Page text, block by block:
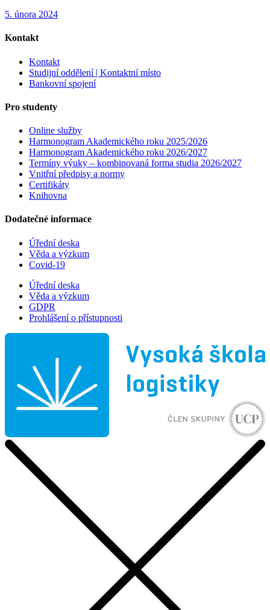
5. února 2024
Kontakt
Kontakt
Studijní oddělení | Kontaktní místo
Bankovní spojení
Pro studenty
Online služby
Harmonogram Akademického roku 2025/2026
Harmonogram Akademického roku 2026/2027
Termíny výuky – kombinovaná forma studia 2026/2027
Vnitřní předpisy a normy
Certifikáty
Knihovna
Dodatečné informace
Úřední deska
Věda a výzkum
Covid-19
Úřední deska
Věda a výzkum
GDPR
Prohlášení o přístupnosti